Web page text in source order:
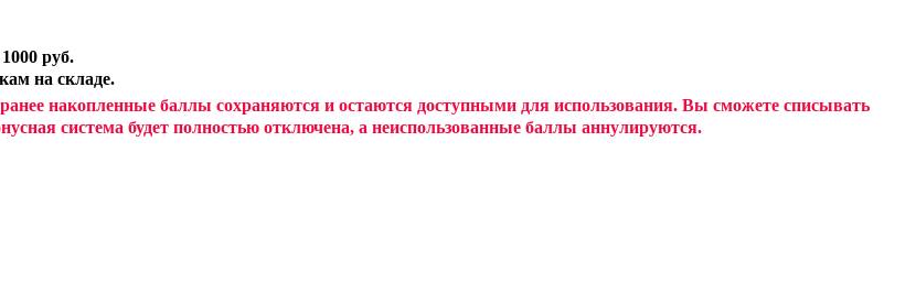
руб.
на складе.
накопленные баллы сохраняются и остаются доступными для использования. Вы сможете списывать
система будет полностью отключена, а неиспользованные баллы аннулируются.